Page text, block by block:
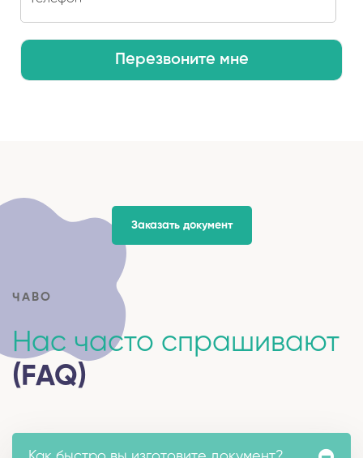
Перезвоните мне
Заказать документ
ЧАВО
Нас часто спрашивают
(FAQ)